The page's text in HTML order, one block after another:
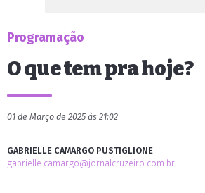
Programação
O que tem pra hoje?
01 de Março de 2025 às 21:02
GABRIELLE CAMARGO PUSTIGLIONE
gabrielle.camargo@jornalcruzeiro.com.br